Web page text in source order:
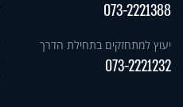
073-2221388
יעוץ למתחזקים בתחילת הדרך
073-2221232